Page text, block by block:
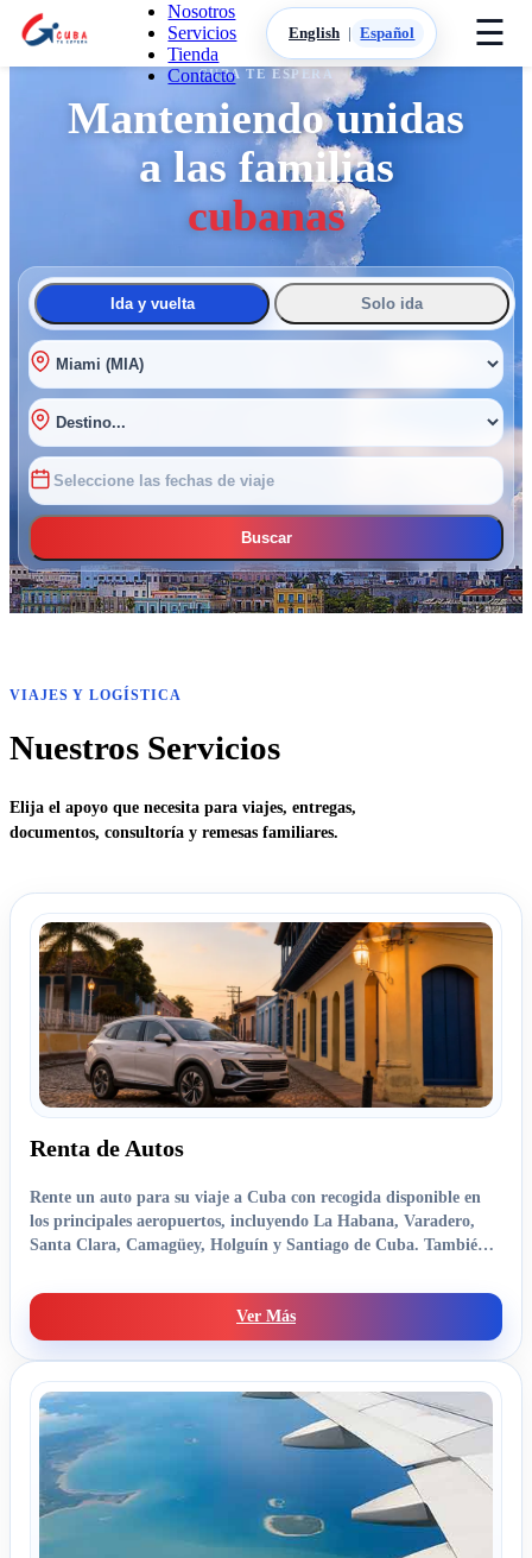
Nosotros
Servicios
Tienda
Contacto
English | Español ☰
CUBA TE ESPERA
Manteniendo unidas
a las familias
cubanas
Ida y vuelta Solo ida
Buscar
VIAJES Y LOGÍSTICA
Nuestros Servicios
Elija el apoyo que necesita para viajes, entregas,
documentos, consultoría y remesas familiares.
Renta de Autos
Rente un auto para su viaje a Cuba con recogida disponible en
los principales aeropuertos, incluyendo La Habana, Varadero,
Santa Clara, Camagüey, Holguín y Santiago de Cuba. También
Ver Más